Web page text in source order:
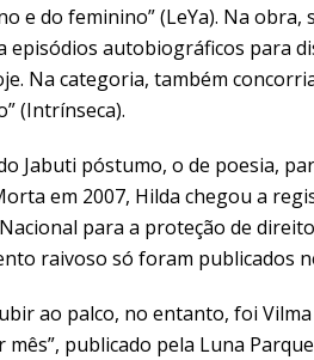
e do feminino” (LeYa). Na
episódios autobiográficos para
Na categoria, também
(Intrínseca).
Jabuti póstumo, o de poesia,
em 2007, Hilda chegou a
para a proteção de
raivoso só foram publicados
ao palco, no entanto, foi
mês”, publicado pela Luna